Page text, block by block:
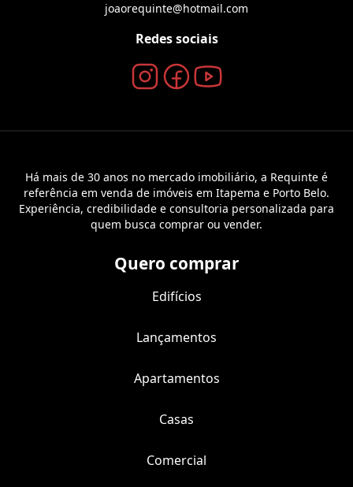
joaorequinte@hotmail.com
Redes sociais
Há mais de 30 anos no mercado imobiliário, a Requinte é
referência em venda de imóveis em Itapema e Porto Belo.
Experiência, credibilidade e consultoria personalizada para
quem busca comprar ou vender.
Quero comprar
Edifícios
Lançamentos
Apartamentos
Casas
Comercial